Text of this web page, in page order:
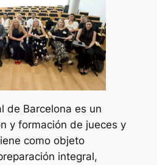
de Barcelona es un
y formación de jueces y
como objeto
integral,